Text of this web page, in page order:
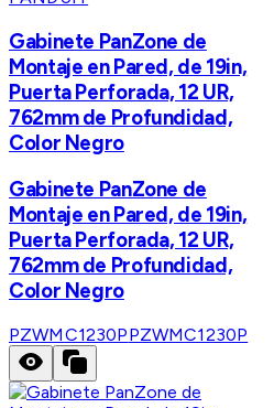
Gabinete PanZone de
Montaje en Pared, de 19in,
Puerta Perforada, 12 UR,
762mm de Profundidad,
Color Negro
Gabinete PanZone de
Montaje en Pared, de 19in,
Puerta Perforada, 12 UR,
762mm de Profundidad,
Color Negro
PZWMC1230PPZWMC1230P